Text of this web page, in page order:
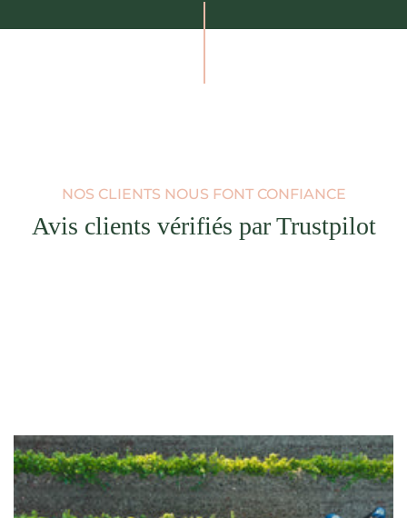
NOS CLIENTS NOUS FONT CONFIANCE
Avis clients vérifiés par Trustpilot